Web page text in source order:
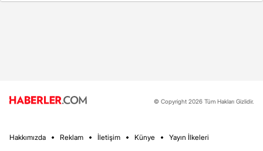
© Copyright 2026 Tüm Hakları Gizlidir.
Hakkımızda Reklam İletişim Künye Yayın İlkeleri